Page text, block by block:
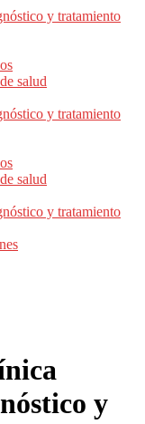
y tratamiento
salud
y tratamiento
salud
y tratamiento
y